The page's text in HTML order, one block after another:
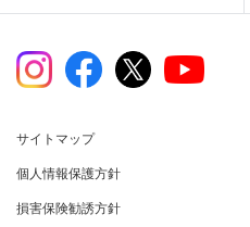
サイトマップ
個人情報保護方針
損害保険勧誘方針